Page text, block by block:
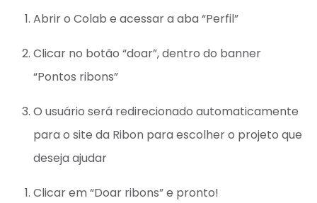
Abrir o Colab e acessar a aba “Perfil”
Clicar no botão “doar”, dentro do banner
“Pontos ribons”
O usuário será redirecionado automaticamente
para o site da Ribon para escolher o projeto que
deseja ajudar
Clicar em “Doar ribons” e pronto!